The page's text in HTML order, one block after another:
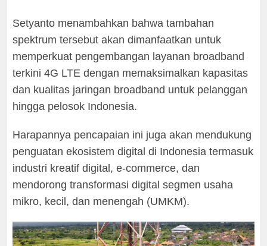
Setyanto menambahkan bahwa tambahan
spektrum tersebut akan dimanfaatkan untuk
memperkuat pengembangan layanan broadband
terkini 4G LTE dengan memaksimalkan kapasitas
dan kualitas jaringan broadband untuk pelanggan
hingga pelosok Indonesia.
Harapannya pencapaian ini juga akan mendukung
penguatan ekosistem digital di Indonesia termasuk
industri kreatif digital, e-commerce, dan
mendorong transformasi digital segmen usaha
mikro, kecil, dan menengah (UMKM).